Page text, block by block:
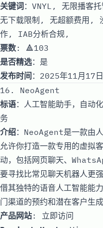
关键词：VNYL, 无限播客
无下载限制, 无超额费用,
作, IAB分析合规,
票数: 🔺103
是否精选：是
发布时间 ：2025年11月17
16. NeoAgent
标语：人工智能助手，自动
务
介绍：NeoAgent是一款由
允许你打造一款专用的虚拟
动，包括网页聊天、
要寻找比常见聊天机器人更
借其独特的语音人工智能
门渠道的预约和潜在客户生
产品网站: 立即访问